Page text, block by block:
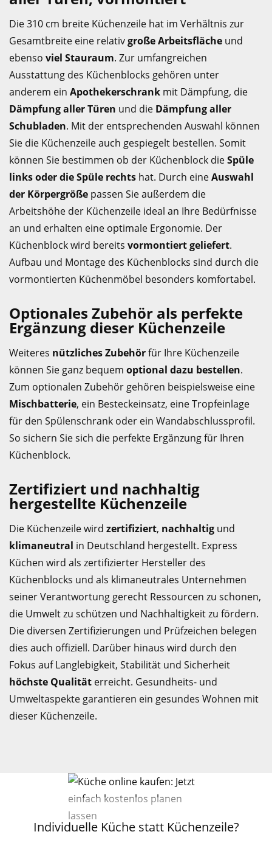
Die 310 cm breite Küchenzeile hat im Verhältnis zur
Gesamtbreite eine relativgroße Arbeitsfläche und
ebenso viel Stauraum. Zur umfangreichen
Ausstattung des Küchenblocks gehören unter
anderem ein Apothekerschrank mit Dämpfung, die
Dämpfung aller Türen und die Dämpfung aller
Schubladen. Mit der entsprechenden Auswahl können
Sie die Küchenzeile auch gespiegelt bestellen. Somit
können Sie bestimmen ob der Küchenblock dieSpüle
links oder die Spüle rechts hat. Durch eineAuswahl
der Körpergröße passen Sie außerdem die
Arbeitshöhe der Küchenzeile ideal an Ihre Bedürfnisse
an und erhalten eine optimale Ergonomie. Der
Küchenblock wird bereits vormontiert geliefert.
Aufbau und Montage des Küchenblocks sind durch die
vormontierten Küchenmöbel besonders komfortabel.
Optionales Zubehör als perfekte
Ergänzung dieser Küchenzeile
Weiteres nützliches Zubehörfür Ihre Küchenzeile
können Sie ganz bequem optional dazu bestellen.
Zum optionalen Zubehör gehören beispielsweise eine
Mischbatterie, ein Besteckeinsatz, eine Tropfeinlage
für den Spülenschrank oder ein Wandabschlussprofil.
So sichern Sie sich die perfekte Ergänzung für Ihren
Küchenblock.
Zertifiziert und nachhaltig
hergestellte Küchenzeile
Die Küchenzeile wird zertifiziert, nachhaltig und
klimaneutral in Deutschland hergestellt. Express
Küchen wird als zertifizierter Hersteller des
Küchenblocks und als klimaneutrales Unternehmen
seiner Verantwortung gerecht Ressourcen zu schonen,
die Umwelt zu schützen und Nachhaltigkeit zu fördern.
Die diversen Zertifizierungen und Prüfzeichen belegen
dies auch offiziell. Darüber hinaus wird durch den
Fokus auf Langlebigkeit, Stabilität und Sicherheit
höchste Qualität erreicht. Gesundheits- und
Umweltaspekte garantieren ein gesundes Wohnen mit
dieser Küchenzeile.
Individuelle Küche statt Küchenzeile?